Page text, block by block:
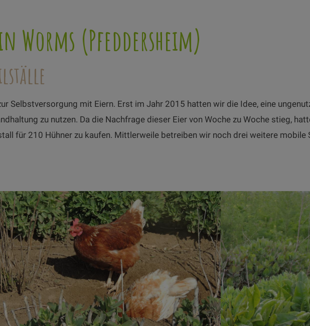
Worms (Pfeddersheim)
Selbstversorgung mit Eiern. Erst im Jahr 2015 hatten wir die Idee, eine
zu nutzen. Da die Nachfrage dieser Eier von Woche zu Woche stieg,
für 210 Hühner zu kaufen. Mittlerweile betreiben wir noch drei weitere mobile